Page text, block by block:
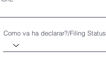
Como va ha declarar?/Filing Status